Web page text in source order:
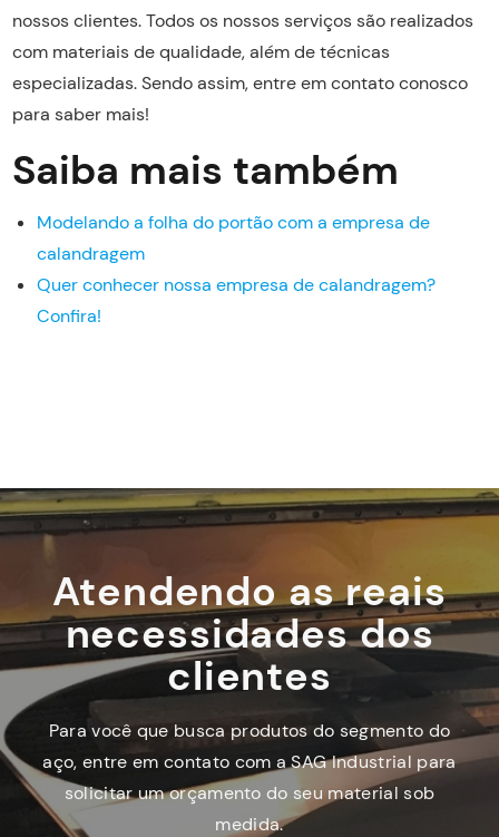
nossos clientes. Todos os nossos serviços são realizados
com materiais de qualidade, além de técnicas
especializadas. Sendo assim, entre em contato conosco
para saber mais!
Saiba mais também
Modelando a folha do portão com a empresa de
calandragem
Quer conhecer nossa empresa de calandragem?
Confira!
Atendendo as reais
necessidades dos
clientes
Para você que busca produtos do segmento do
aço, entre em contato com a SAG Industrial para
solicitar um orçamento do seu material sob
medida.